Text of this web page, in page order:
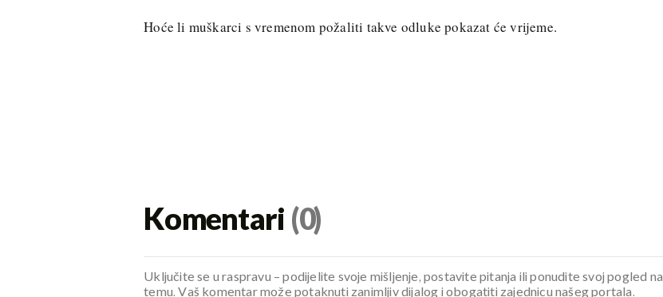
Hoće li muškarci s vremenom požaliti takve odluke pokazat će vrijeme.
Komentari (0)
Uključite se u raspravu – podijelite svoje mišljenje, postavite pitanja ili ponudite svoj pogled na
temu. Vaš komentar može potaknuti zanimljiv dijalog i obogatiti zajednicu našeg portala.